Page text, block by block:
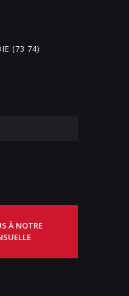
(73 74)
À NOTRE